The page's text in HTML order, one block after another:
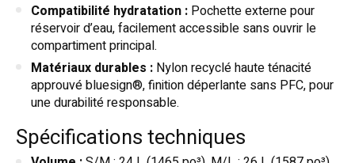
Compatibilité hydratation : Pochette externe pour
réservoir d’eau, facilement accessible sans ouvrir le
compartiment principal.
Matériaux durables : Nylon recyclé haute ténacité
approuvé bluesign®, finition déperlante sans PFC, pour
une durabilité responsable.
Spécifications techniques